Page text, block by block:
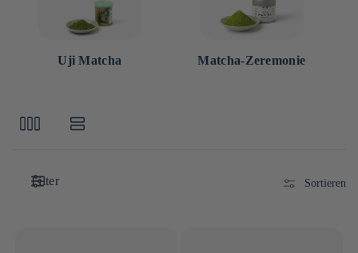
Uji Matcha Matcha-Zeremonie
Filter Sortieren